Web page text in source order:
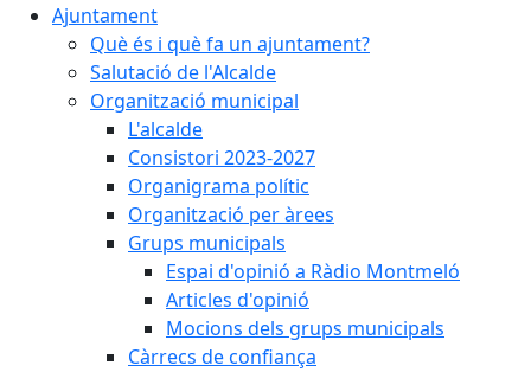
Ajuntament
Què és i què fa un ajuntament?
Salutació de l'Alcalde
Organització municipal
L'alcalde
Consistori 2023-2027
Organigrama polític
Organització per àrees
Grups municipals
Espai d'opinió a Ràdio Montmeló
Articles d'opinió
Mocions dels grups municipals
Càrrecs de confiança